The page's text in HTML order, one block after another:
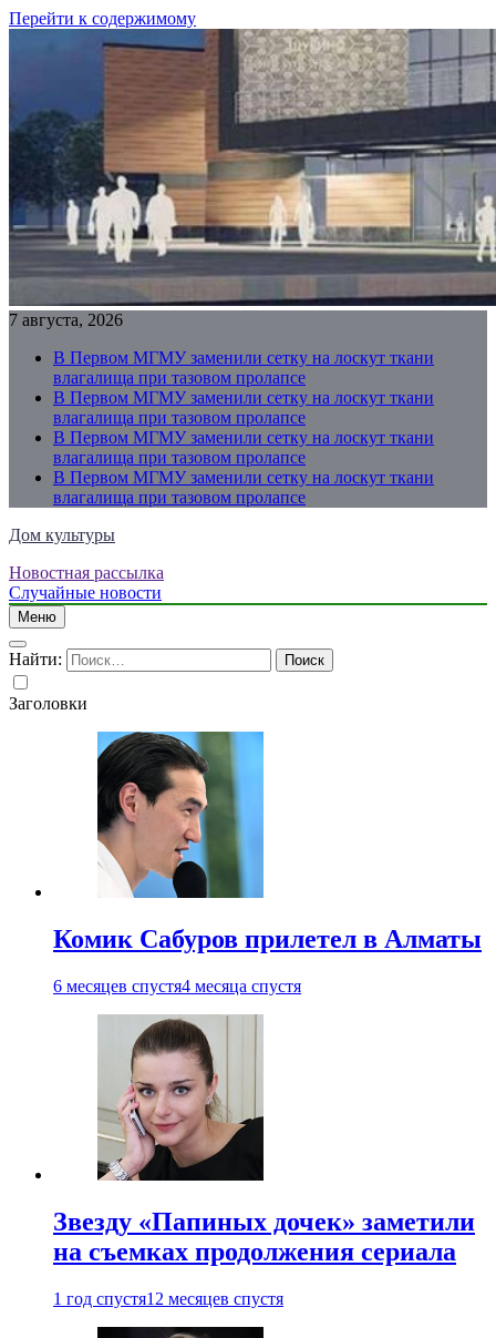
Перейти к содержимому
7 августа, 2026
В Первом МГМУ заменили сетку на лоскут ткани
влагалища при тазовом пролапсе
В Первом МГМУ заменили сетку на лоскут ткани
влагалища при тазовом пролапсе
В Первом МГМУ заменили сетку на лоскут ткани
влагалища при тазовом пролапсе
В Первом МГМУ заменили сетку на лоскут ткани
влагалища при тазовом пролапсе
Дом культуры
Just another WordPress site
Новостная рассылка
Случайные новости
Меню
Найти:
Заголовки
Комик Сабуров прилетел в Алматы
6 месяцев спустя4 месяца спустя
Звезду «Папиных дочек» заметили
на съемках продолжения сериала
1 год спустя12 месяцев спустя